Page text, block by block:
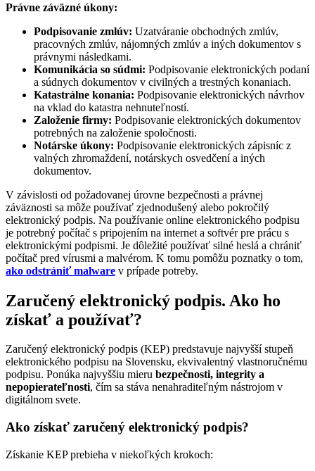
Právne záväzné úkony:
Podpisovanie zmlúv: Uzatváranie obchodných zmlúv,
pracovných zmlúv, nájomných zmlúv a iných dokumentov s
právnymi následkami.
Komunikácia so súdmi: Podpisovanie elektronických podaní
a súdnych dokumentov v civilných a trestných konaniach.
Katastrálne konania: Podpisovanie elektronických návrhov
na vklad do katastra nehnuteľností.
Založenie firmy: Podpisovanie elektronických dokumentov
potrebných na založenie spoločnosti.
Notárske úkony: Podpisovanie elektronických zápisníc z
valných zhromaždení, notárskych osvedčení a iných
dokumentov.
V závislosti od požadovanej úrovne bezpečnosti a právnej
záväznosti sa môže používať zjednodušený alebo pokročilý
elektronický podpis. Na používanie online elektronického podpisu
je potrebný počítač s pripojením na internet a softvér pre prácu s
elektronickými podpismi. Je dôležité používať silné heslá a chrániť
počítač pred vírusmi a malvérom. K tomu pomôžu poznatky o tom,
ako odstrániť malware v prípade potreby.
Zaručený elektronický podpis. Ako ho
získať a používať?
Zaručený elektronický podpis (KEP) predstavuje najvyšší stupeň
elektronického podpisu na Slovensku, ekvivalentný vlastnoručnému
podpisu. Ponúka najvyššiu mieru bezpečnosti, integrity a
nepopierateľnosti, čím sa stáva nenahraditeľným nástrojom v
digitálnom svete.
Ako získať zaručený elektronický podpis?
Získanie KEP prebieha v niekoľkých krokoch: